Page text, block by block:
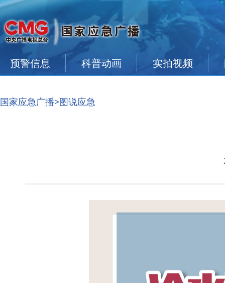
预警信息 科普动画 实拍视频
国家应急广播>图说应急